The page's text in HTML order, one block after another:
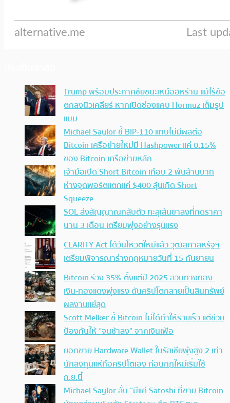
Trump พร้อมประกาศชัยชนะเหนืออิหร่าน แม้ไร้ข้อ
ตกลงนิวเคลียร์ หากเปิดช่องแคบ Hormuz เต็มรูป
แบบ
Michael Saylor ชี้ BIP-110 แทบไม่มีผลต่อ
Bitcoin เครือข่ายใหม่มี Hashpower แค่ 0.15%
ของ Bitcoin เครือข่ายหลัก
เจ้ามือเปิด Short Bitcoin เกือบ 2 พันล้านบาท
ห่างจุดพอร์ตแตกแค่ $400 ลุ้นเกิด Short
Squeeze
SOL ส่งสัญญาณกลับตัว ทะลุเส้นขาลงที่กดราคา
นาน 3 เดือน เตรียมพุ่งอย่างรุนแรง
CLARITY Act ได้วันโหวตใหม่แล้ว วุฒิสภาสหรัฐฯ
เตรียมพิจารณาร่างกฎหมายวันที่ 15 กันยายน
Bitcoin ร่วง 35% ตั้งแต่ปี 2025 สวนทางทอง-
เงิน-ทองแดงพุ่งแรง ดันคริปโตกลายเป็นสินทรัพย์
ผลงานแย่สุด
Scott Melker ชี้ Bitcoin ไม่ได้ทำให้รวยเร็ว แต่ช่วย
ป้องกันให้ “จนช้าลง” จากเงินเฟ้อ
ยอดขาย Hardware Wallet ในรัสเซียพุ่งสูง 2 เท่า
นักลงทุนแห่ถือคริปโตเอง ก่อนกฎใหม่เริ่มใช้
ก.ย.นี้
Michael Saylor ลั่น “มีแค่ Satoshi ที่ขาย Bitcoin